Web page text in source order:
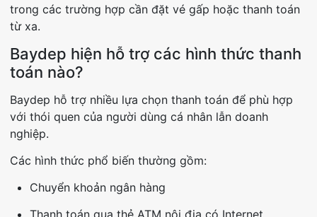
trong các trường hợp cần đặt vé gấp hoặc thanh toán
từ xa.
Baydep hiện hỗ trợ các hình thức thanh
toán nào?
Baydep hỗ trợ nhiều lựa chọn thanh toán để phù hợp
với thói quen của người dùng cá nhân lẫn doanh
nghiệp.
Các hình thức phổ biến thường gồm:
Chuyển khoản ngân hàng
Thanh toán qua thẻ ATM nội địa có Internet